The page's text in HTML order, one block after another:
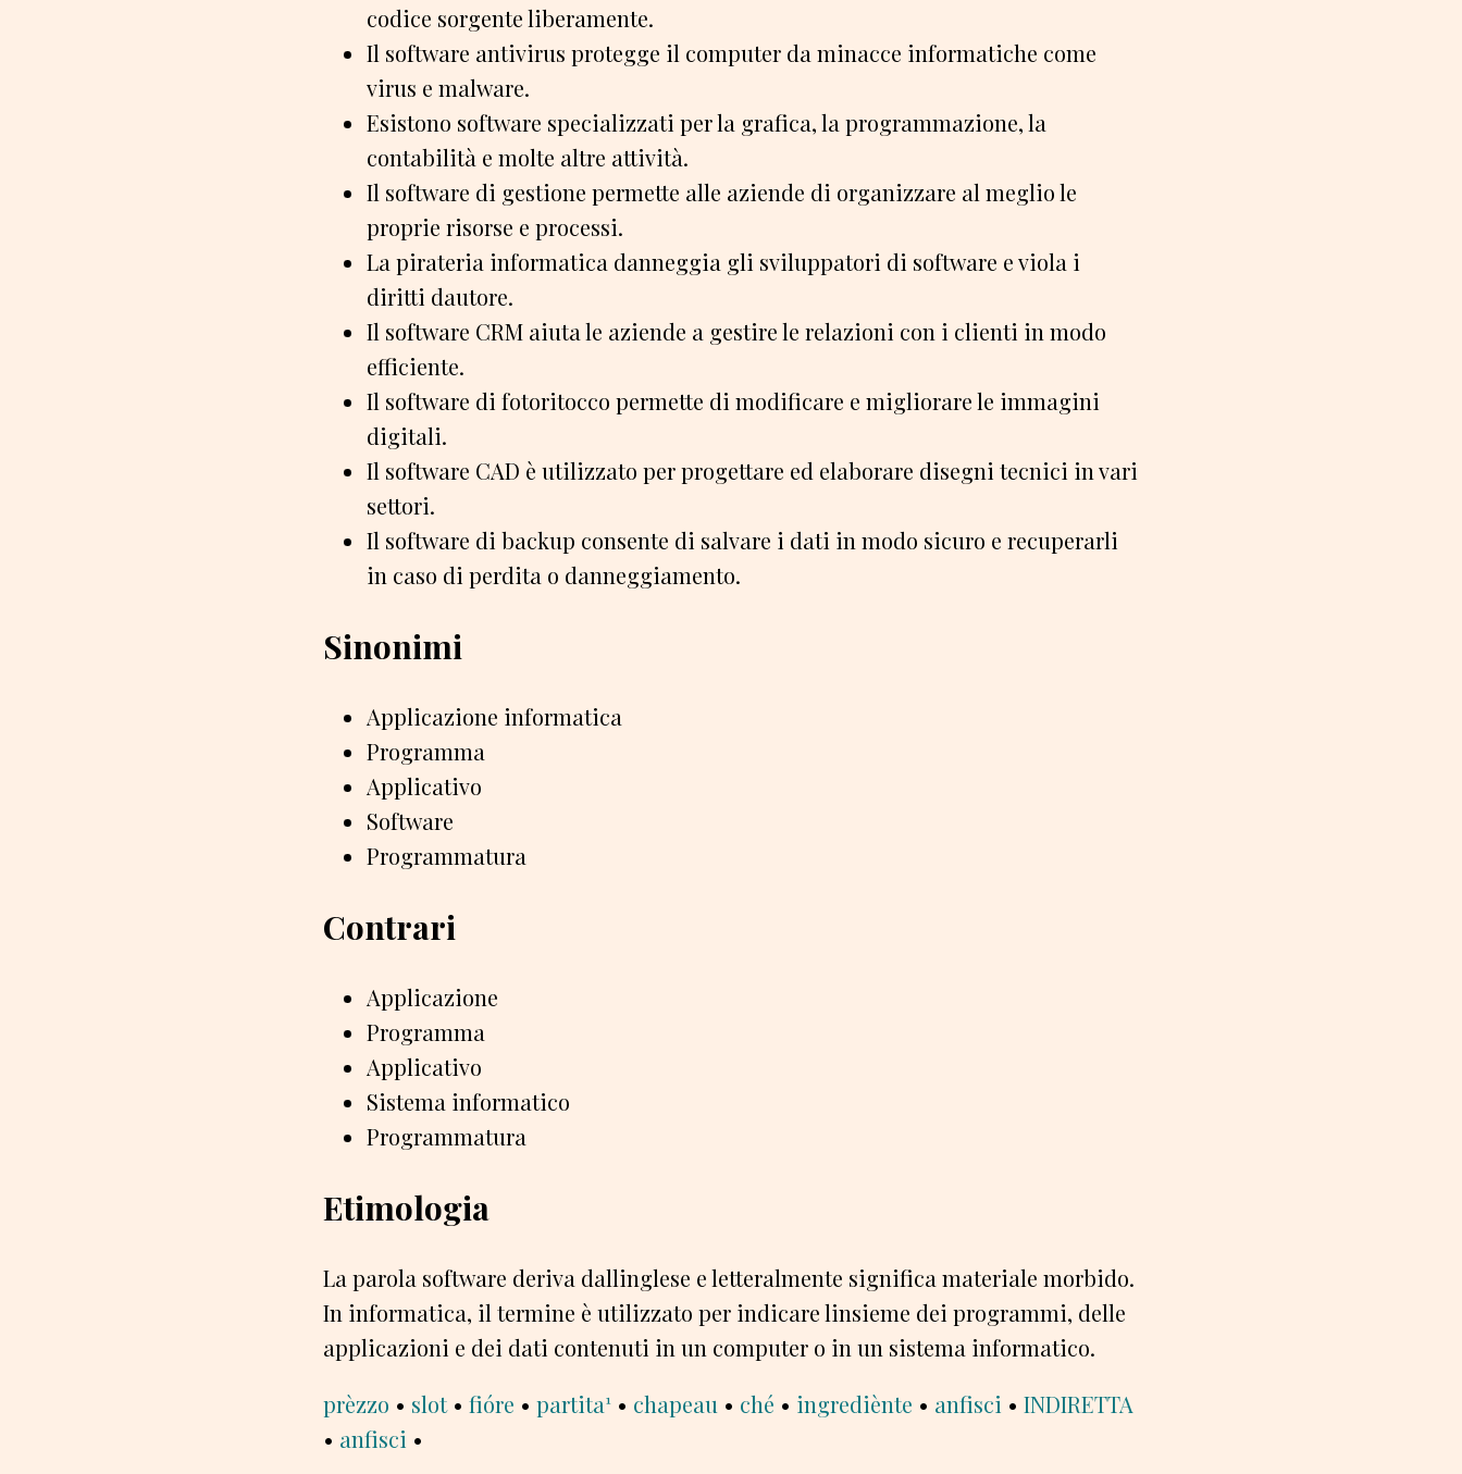
codice sorgente liberamente.
Il software antivirus protegge il computer da minacce informatiche come
virus e malware.
Esistono software specializzati per la grafica, la programmazione, la
contabilità e molte altre attività.
Il software di gestione permette alle aziende di organizzare al meglio le
proprie risorse e processi.
La pirateria informatica danneggia gli sviluppatori di software e viola i
diritti dautore.
Il software CRM aiuta le aziende a gestire le relazioni con i clienti in modo
efficiente.
Il software di fotoritocco permette di modificare e migliorare le immagini
digitali.
Il software CAD è utilizzato per progettare ed elaborare disegni tecnici in vari
settori.
Il software di backup consente di salvare i dati in modo sicuro e recuperarli
in caso di perdita o danneggiamento.
Sinonimi
Applicazione informatica
Programma
Applicativo
Software
Programmatura
Contrari
Applicazione
Programma
Applicativo
Sistema informatico
Programmatura
Etimologia
La parola software deriva dallinglese e letteralmente significa materiale morbido.
In informatica, il termine è utilizzato per indicare linsieme dei programmi, delle
applicazioni e dei dati contenuti in un computer o in un sistema informatico.
prèzzo • slot• fióre • partita¹ • chapeau • ché • ingrediènte • anfisci • INDIRETTA
• anfisci •